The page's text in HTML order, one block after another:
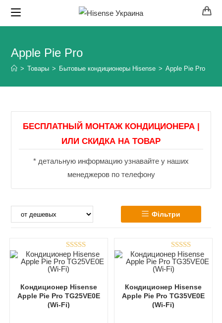
Apple Pie Pro
> Товары > Бытовые кондиционеры Hisense > Apple Pie Pro
БЕСПЛАТНЫЙ МОНТАЖ КОНДИЦИОНЕРА |
ИЛИ СКИДКА НА ТОВАР
* детальную информацию узнавайте у наших
менеджеров по телефону
Фільтри
Оценка
Кондиционер Hisense
Apple Pie Pro TG25VE0E
(Wi-Fi)
Оценка
Кондиционер Hisense
Apple Pie Pro TG35VE0E
(Wi-Fi)